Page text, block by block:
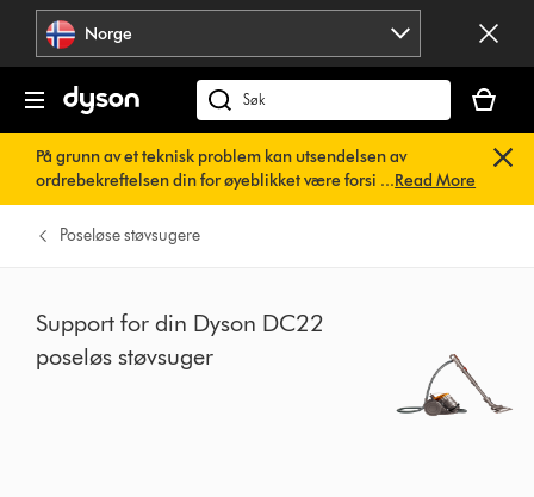
Hopp
navigering
Norge
Søk
på
dyson.no
din
er
tom
På grunn av et teknisk problem kan utsendelsen av
ordrebekreftelsen din for øyeblikket være forsinket. Vi
jobber allerede med en rask løsning.Du trenger ikke å
gjøre noe. Ordrebekreftelsen din vil snart bli sendt til deg
...Read More
Poseløse støvsugere
Support for din Dyson DC22
poseløs støvsuger